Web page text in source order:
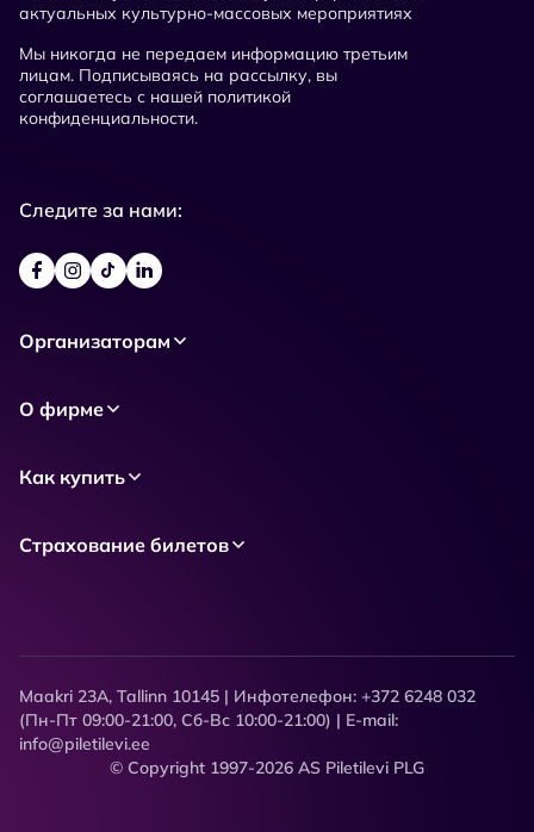
актуальных культурно-массовых мероприятиях
Мы никогда не передаем информацию третьим
лицам. Подписываясь на рассылку, вы
соглашаетесь с нашей политикой
конфиденциальности.
Следите за нами:
Организаторам
О фирме
Как купить
Страхование билетов
Maakri 23A, Tallinn 10145 | Инфотелефон: +372 6248 032
(Пн-Пт 09:00-21:00, Сб-Вс 10:00-21:00) | E-mail:
info@piletilevi.ee
© Copyright 1997-2026 AS Piletilevi PLG